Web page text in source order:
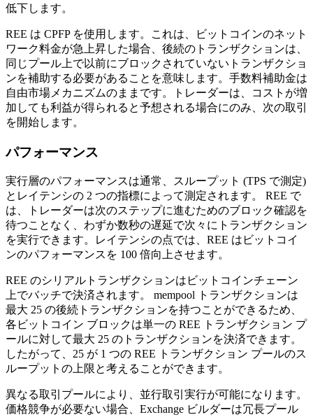
低下します。
REE は CPFP を使用します。これは、ビットコインのネット
ワーク料金が急上昇した場合、後続のトランザクションは、
同じプール上で以前にブロックされていないトランザクショ
ンを補助する必要があることを意味します。手数料補助金は
自由市場メカニズムのままです。トレーダーは、コストが増
加しても利益が得られると予想される場合にのみ、次の取引
を開始します。
パフォーマンス
実行層のパフォーマンスは通常、スループット (TPS で測定)
とレイテンシの 2 つの指標によって測定されます。 REE で
は、トレーダーは次のステップに進むためのブロック確認を
待つことなく、わずか数秒の遅延で次々にトランザクション
を実行できます。レイテンシの点では、REE はビットコイ
ンのパフォーマンスを 100 倍向上させます。
REE のシリアルトランザクションはビットコインチェーン
上でバッチで決済されます。 mempool トランザクションは
最大 25 の後続トランザクションを持つことができるため、
各ビットコイン ブロックは単一の REE トランザクション プ
ールに対して最大 25 のトランザクションを決済できます。
したがって、25 が 1 つの REE トランザクション プールのス
ループットの上限と考えることができます。
異なる取引プールにより、並行取引実行が可能になります。
価格競争が必要ない場合、Exchange ビルダーは冗長プール